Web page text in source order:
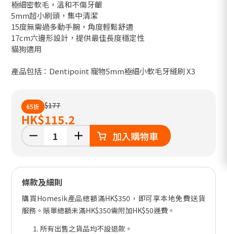
極細密軟毛，溫和不傷牙齦
5mm超小刷頭，集中清潔
15度無需過多動手腕，角度輕鬆舒適
17cm六邊形設計，提供最佳長度穩定性
貓狗適用
產品包括：Dentipoint 寵物5mm極細小軟毛牙縫刷 X3
65折 $177
HK$115.2
加入購物車
條款及細則
購買Homesik產品總額滿HK$350，即可享本地免費送貨
服務。賬單總額未滿HK$350需附加HK$50運費。
所有出售之貨品均不設退款。